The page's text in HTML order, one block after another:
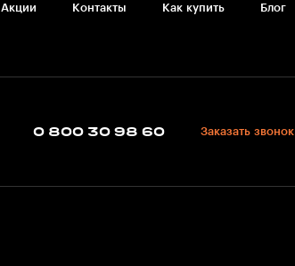
Акции Контакты Как купить Блог
0 800 30 98 60 Заказать звонок